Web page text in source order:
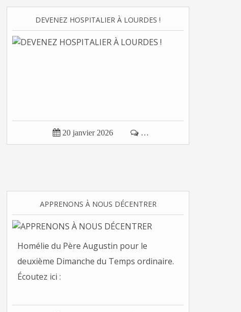
DEVENEZ HOSPITALIER À LOURDES !
 20 janvier 2026  …
APPRENONS À NOUS DÉCENTRER
Homélie du Père Augustin pour le
deuxième Dimanche du Temps ordinaire.
Écoutez ici :